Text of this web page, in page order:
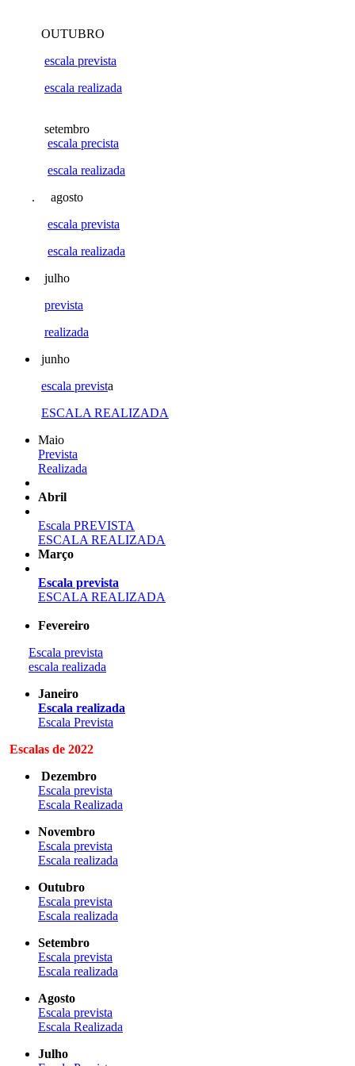
OUTUBRO
escala prevista
escala realizada
setembro
escala precista
escala realizada
. agosto
escala prevista
escala realizada
julho
prevista
realizada
junho
escala prevista
ESCALA REALIZADA
Maio
Prevista
Realizada
Abril
Escala PREVISTA
ESCALA REALIZADA
Março
Escala prevista
ESCALA REALIZADA
Fevereiro
Escala prevista
escala realizada
Janeiro
Escala realizada
Escala Prevista
Escalas de 2022
Dezembro
Escala prevista
Escala Realizada
Novembro
Escala prevista
Escala realizada
Outubro
Escala prevista
Escala realizada
Setembro
Escala prevista
Escala realizada
Agosto
Escala prevista
Escala Realizada
Julho